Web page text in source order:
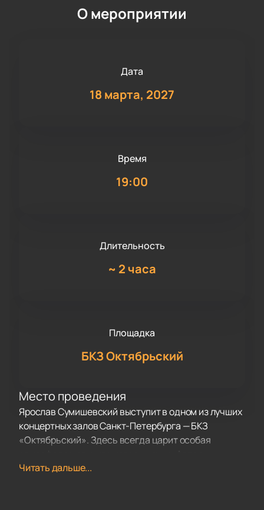
О мероприятии
Дата
18 марта, 2027
Время
19:00
Длительность
~ 2 часа
Площадка
БКЗ Октябрьский
Место проведения
Ярослав Сумишевский выступит в одном из лучших
концертных залов Санкт-Петербурга — БКЗ
«Октябрьский». Здесь всегда царит особая
Лиговский проспект, дом 6.
Читать дальше...